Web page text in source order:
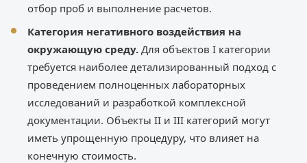
отбор проб и выполнение расчетов.
Категория негативного воздействия на
окружающую среду. Для объектов I категории
требуется наиболее детализированный подход с
проведением полноценных лабораторных
исследований и разработкой комплексной
документации. Объекты II и III категорий могут
иметь упрощенную процедуру, что влияет на
конечную стоимость.